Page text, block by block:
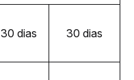
30 dias 30 dias